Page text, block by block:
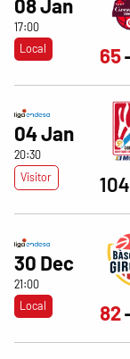
08 Jan
17:00
Local
65
04 Jan
20:30
Visitor
104
30 Dec
21:00
Local
82